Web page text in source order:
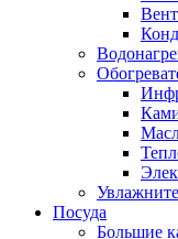
Посуда
Большие